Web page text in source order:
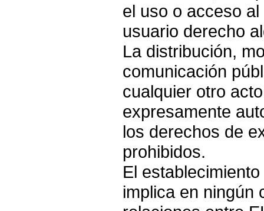
el uso o acceso
usuario derecho
La distribución,
comunicación
cualquier otro
expresamente
los derechos de
prohibidos.
El
implica en ningún